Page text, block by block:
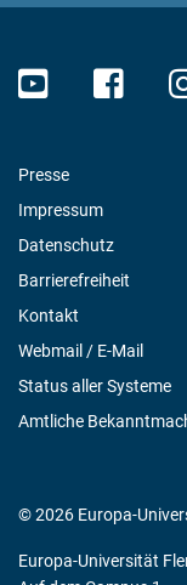
Presse
Impressum
Datenschutz
Barrierefreiheit
Kontakt
Webmail / E-Mail
Status aller Systeme
Amtliche
© 2026 Europa-
Europa-Universität